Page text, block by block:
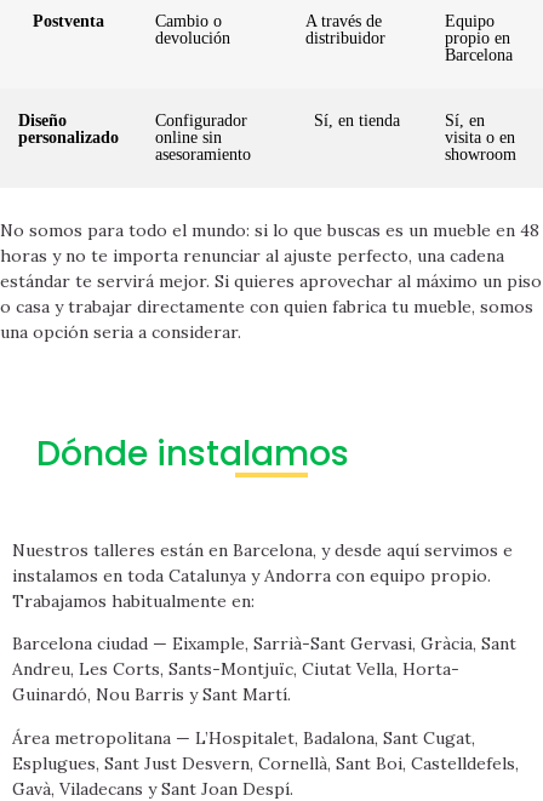
Postventa
Cambio o
devolución
A través de
distribuidor
Equipo
propio en
Barcelona
Diseño
personalizado
Configurador
online sin
asesoramiento
Sí, en tienda
Sí, en
visita o en
showroom
No somos para todo el mundo: si lo que buscas es un mueble en 48
horas y no te importa renunciar al ajuste perfecto, una cadena
estándar te servirá mejor. Si quieres aprovechar al máximo un piso
o casa y trabajar directamente con quien fabrica tu mueble, somos
una opción seria a considerar.
Dónde instalamos
Nuestros talleres están en Barcelona, y desde aquí servimos e
instalamos en toda Catalunya y Andorra con equipo propio.
Trabajamos habitualmente en:
Barcelona ciudad — Eixample, Sarrià-Sant Gervasi, Gràcia, Sant
Andreu, Les Corts, Sants-Montjuïc, Ciutat Vella, Horta-
Guinardó, Nou Barris y Sant Martí.
Área metropolitana — L’Hospitalet, Badalona, Sant Cugat,
Esplugues, Sant Just Desvern, Cornellà, Sant Boi, Castelldefels,
Gavà, Viladecans y Sant Joan Despí.